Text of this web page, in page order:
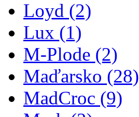
Loyd (2)
Lux (1)
M-Plode (2)
Maďarsko (28)
MadCroc (9)